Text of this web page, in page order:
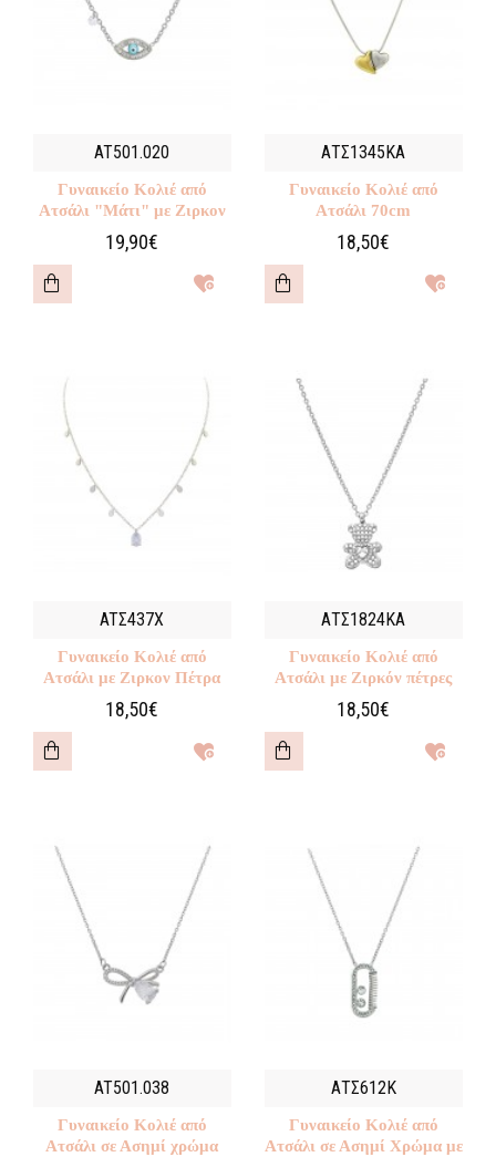
AT501.020
Γυναικείο Κολιέ από
Ατσάλι "Μάτι" με Ζιρκον
19,90€
ΑΤΣ1345ΚΑ
Γυναικείο Κολιέ από
Ατσάλι 70cm
18,50€
ATΣ437Χ
Γυναικείο Κολιέ από
Ατσάλι με Ζιρκον Πέτρα
18,50€
ΑΤΣ1824ΚΑ
Γυναικείο Κολιέ από
Ατσάλι με Ζιρκόν πέτρες
18,50€
AT501.038
Γυναικείο Κολιέ από
Ατσάλι σε Ασημί χρώμα
ΑΤΣ612Κ
Γυναικείο Κολιέ από
Ατσάλι σε Ασημί Χρώμα με